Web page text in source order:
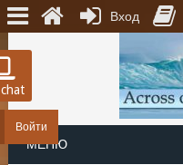
Войти
МЕНЮ
Вход